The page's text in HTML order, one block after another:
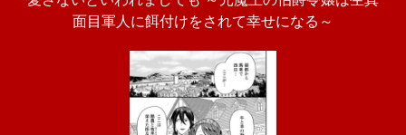
面目軍人に餌付けをされて幸せになる～